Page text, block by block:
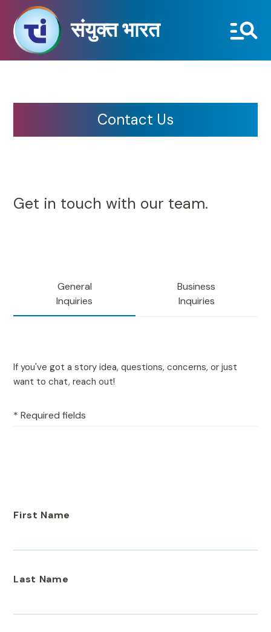
संयुक्त भारत
Contact Us
Get in touch with our team.
General
Inquiries
Business
Inquiries
* Required fields
If you've got a story idea, questions, concerns, or just
want to chat, reach out!
First Name
Last Name